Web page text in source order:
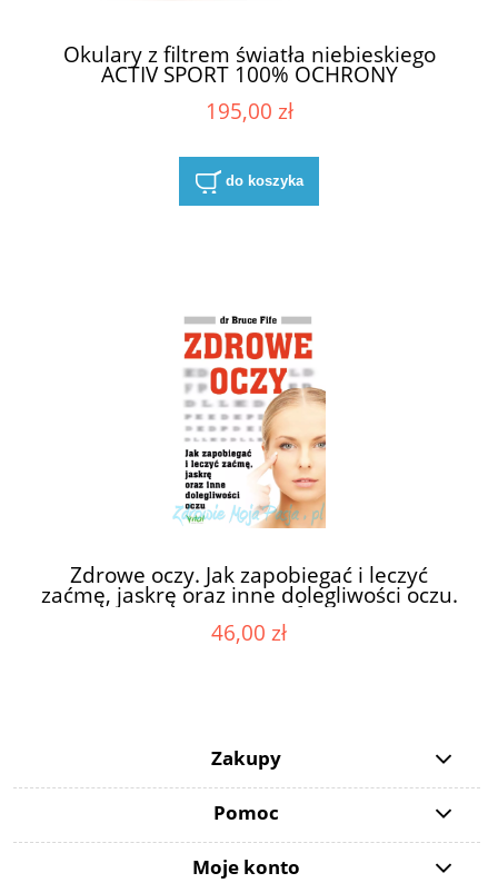
Okulary z filtrem światła niebieskiego
ACTIV SPORT 100% OCHRONY
195,00 zł
do koszyka
Zdrowe oczy. Jak zapobiegać i leczyć
zaćmę, jaskrę oraz inne dolegliwości oczu.
Dr Bruce Fife
46,00 zł
Zakupy
Pomoc
Moje konto